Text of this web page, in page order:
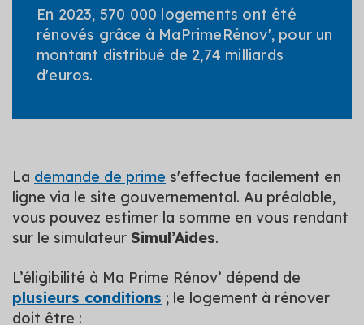
En 2023, 570 000 logements ont été
rénovés grâce à MaPrimeRénov', pour un
montant distribué de 2,74 milliards
d'euros.
La demande de prime s'effectue facilement en
ligne via le site gouvernemental. Au préalable,
vous pouvez estimer la somme en vous rendant
sur le simulateur Simul’Aides.
L’éligibilité à Ma Prime Rénov’ dépend de
plusieurs conditions ; le logement à rénover
doit être :